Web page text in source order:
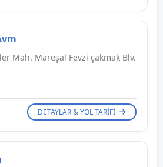
Mah. Mareşal Fevzi çakmak Blv.
DETAYLAR & YOL TARIFI